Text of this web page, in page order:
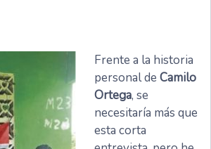
Frente a la historia
personal de Camilo
Ortega, se
necesitaría más que
esta corta